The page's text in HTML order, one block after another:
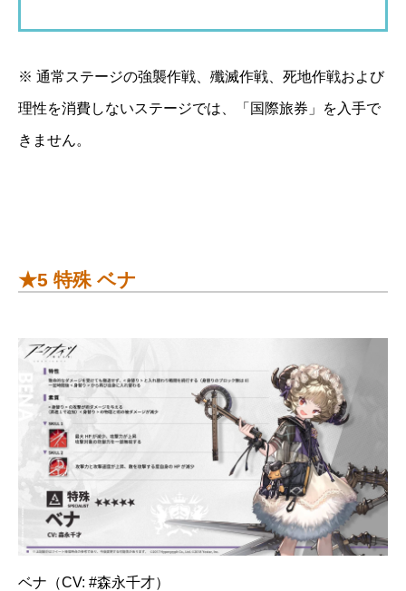
※ 通常ステージの強襲作戦、殲滅作戦、死地作戦および
理性を消費しないステージでは、「国際旅券」を入手で
きません。
★5 特殊 ベナ
ベナ（CV: #森永千才）